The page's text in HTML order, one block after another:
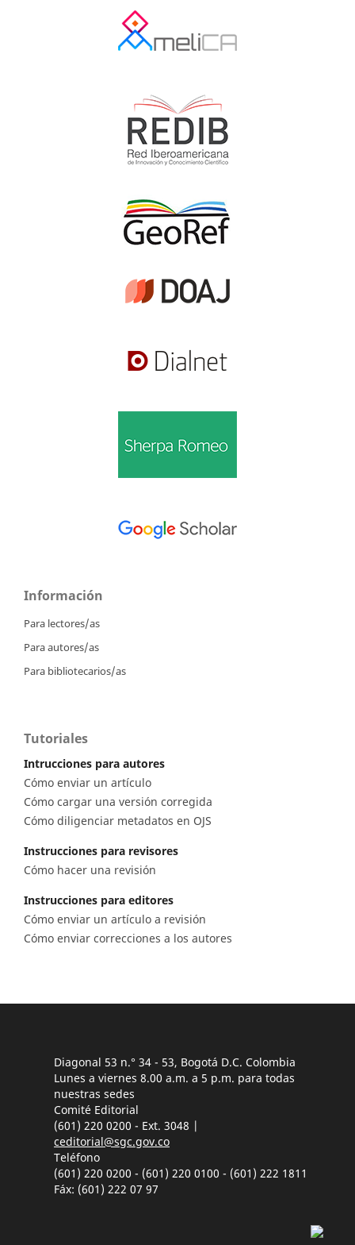
Información
Para lectores/as
Para autores/as
Para bibliotecarios/as
Tutoriales
Intrucciones para autores
Cómo enviar un artículo
Cómo cargar una versión corregida
Cómo diligenciar metadatos en OJS
Instrucciones para revisores
Cómo hacer una revisión
Instrucciones para editores
Cómo enviar un artículo a revisión
Cómo enviar correcciones a los autores
Diagonal 53 n.° 34 - 53, Bogotá D.C. Colombia
Lunes a viernes 8.00 a.m. a 5 p.m. para todas
nuestras sedes
Comité Editorial
(601) 220 0200 - Ext. 3048 |
ceditorial@sgc.gov.co
Teléfono
(601) 220 0200 - (601) 220 0100 - (601) 222 1811
Fáx: (601) 222 07 97